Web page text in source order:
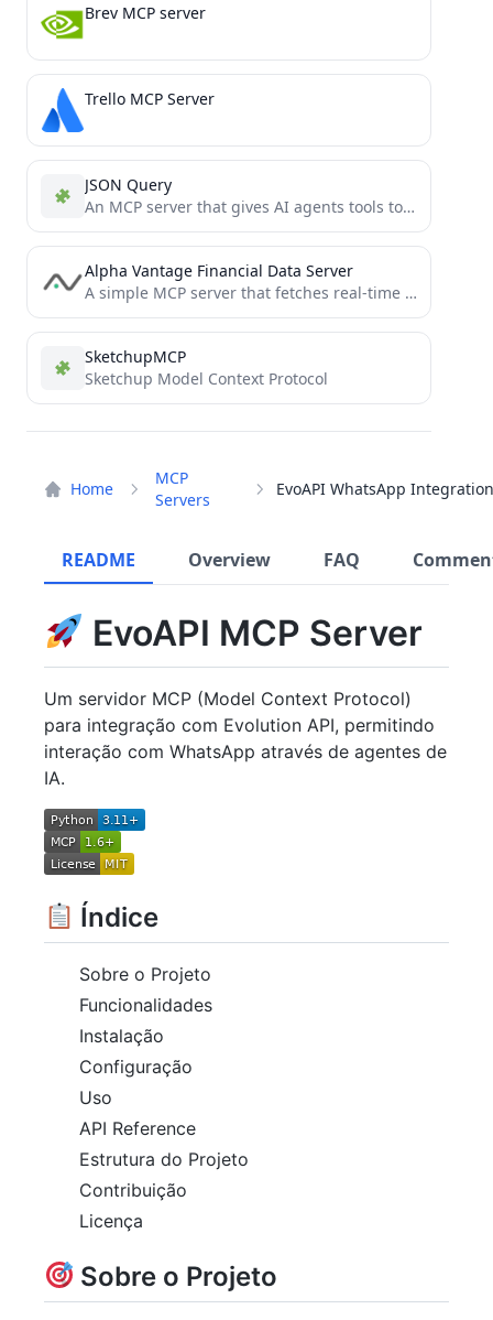
Home
MCP
Servers
README Overview FAQ
EvoAPI MCP Server
Um servidor MCP (Model Context Protocol)
para integração com Evolution API, permitindo
interação com WhatsApp através de agentes de
IA.
Índice
Sobre o Projeto
Funcionalidades
Instalação
Configuração
Uso
API Reference
Estrutura do Projeto
Contribuição
Licença
Sobre o Projeto
Brev MCP server
Trello MCP Server
JSON Query
An MCP server that gives AI agents tools to query large JSON files
Alpha Vantage Financial Data Server
A simple MCP server that fetches real-time financial data from Alpha Vantage API. Get instant access to stock...
SketchupMCP
Sketchup Model Context Protocol